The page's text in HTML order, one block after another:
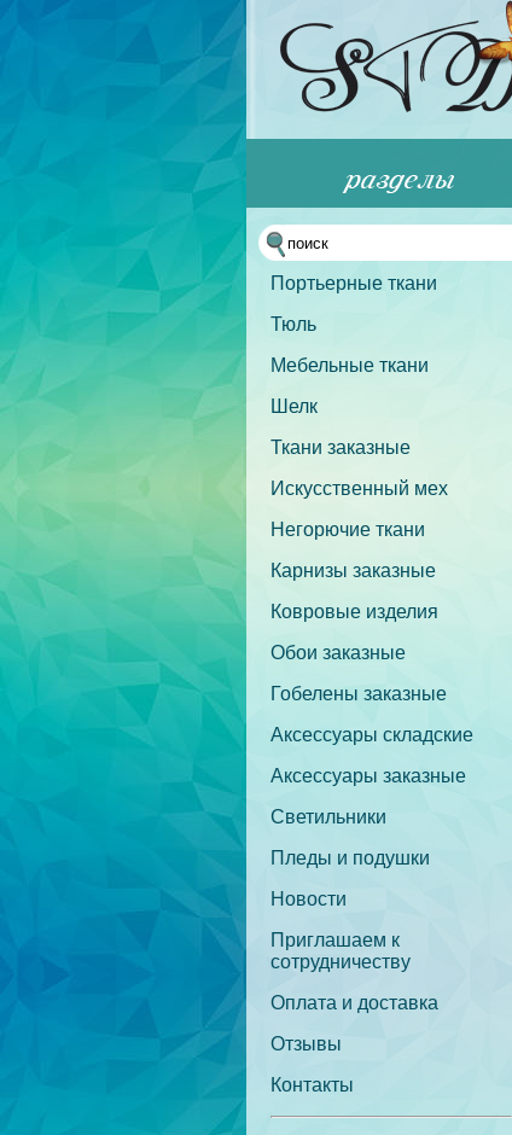
Портьерные ткани
Тюль
Мебельные ткани
Шелк
Ткани заказные
Искусственный мех
Негорючие ткани
Карнизы заказные
Ковровые изделия
Обои заказные
Гобелены заказные
Аксессуары складские
Аксессуары заказные
Светильники
Пледы и подушки
Новости
Приглашаем к
сотрудничеству
Оплата и доставка
Отзывы
Контакты